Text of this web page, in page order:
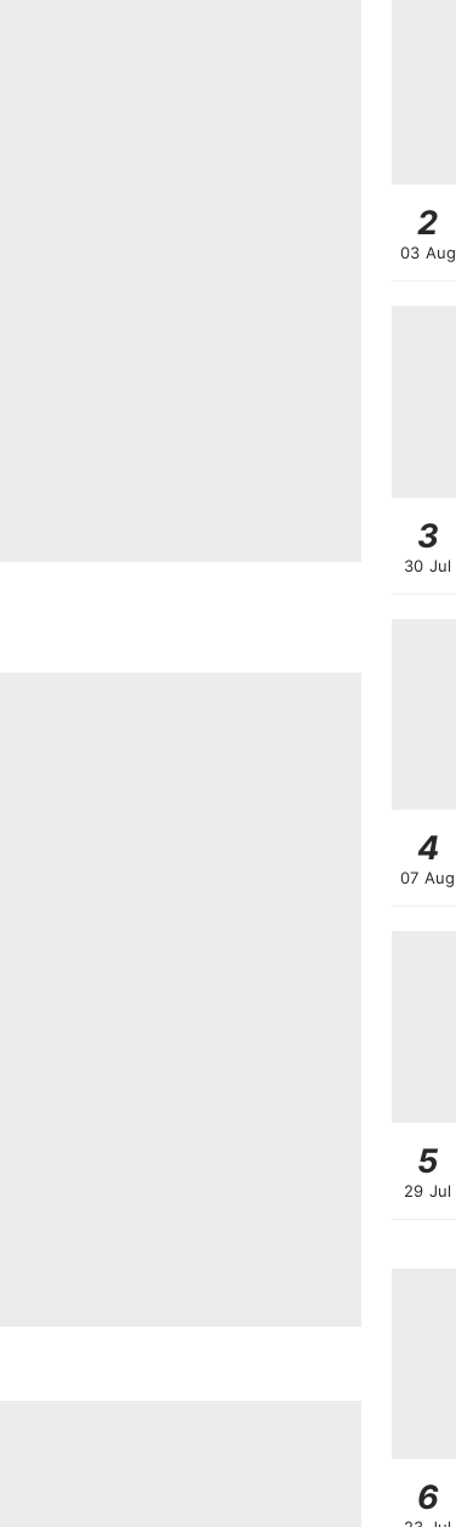
2
03 Aug
3
30 Jul
4
07 Aug
5
29 Jul
6